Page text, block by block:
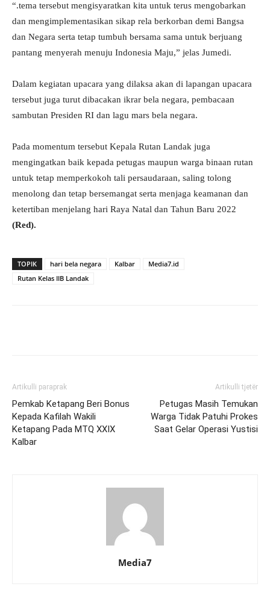
“.tema tersebut mengisyaratkan kita untuk terus mengobarkan
dan mengimplementasikan sikap rela berkorban demi Bangsa
dan Negara serta tetap tumbuh bersama sama untuk berjuang
pantang menyerah menuju Indonesia Maju,” jelas Jumedi.
Dalam kegiatan upacara yang dilaksa akan di lapangan upacara
tersebut juga turut dibacakan ikrar bela negara, pembacaan
sambutan Presiden RI dan lagu mars bela negara.
Pada momentum tersebut Kepala Rutan Landak juga
mengingatkan baik kepada petugas maupun warga binaan rutan
untuk tetap memperkokoh tali persaudaraan, saling tolong
menolong dan tetap bersemangat serta menjaga keamanan dan
ketertiban menjelang hari Raya Natal dan Tahun Baru 2022
(Red).
TOPIK hari bela negara Kalbar
Media7.id
Rutan Kelas IIB Landak
Artikulli paraprak
Pemkab Ketapang Beri Bonus
Kepada Kafilah Wakili
Ketapang Pada MTQ XXIX
Kalbar
Artikulli tjetër
Petugas Masih Temukan
Warga Tidak Patuhi Prokes
Saat Gelar Operasi Yustisi
Media7